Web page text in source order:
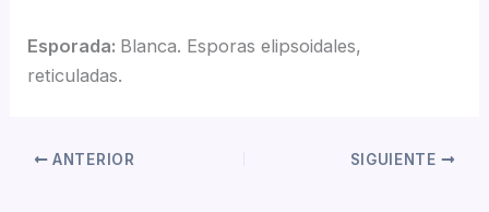
Esporada: Blanca. Esporas elipsoidales,
reticuladas.
ANTERIOR SIGUIENTE